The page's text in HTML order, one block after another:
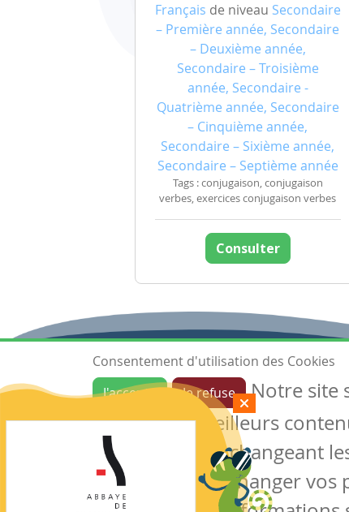
Français de niveau Secondaire
– Première année, Secondaire
– Deuxième année,
Secondaire – Troisième
année, Secondaire -
Quatrième année, Secondaire
– Cinquième année,
Secondaire – Sixième année,
Secondaire – Septième année
Tags : conjugaison, conjugaison
verbes, exercices conjugaison verbes
Consulter
Ressources
Les ressources
Créer une ressource
Mes ressources
Consentement d'utilisation des Cookies
J'accepte
Je refuse
Notre site
garantir de meilleurs
des cookies en changeant
notre site sans changer